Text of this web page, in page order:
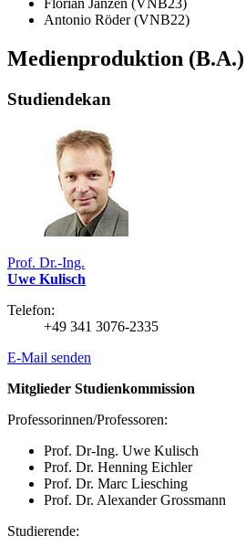
Florian Janzen (VNB23)
Antonio Röder (VNB22)
Medienproduktion (B.A.)
Studiendekan
Prof. Dr.-Ing.
Uwe Kulisch
Telefon:
+49 341 3076-2335
E-Mail senden
Mitglieder Studienkommission
Professorinnen/Professoren:
Prof. Dr-Ing. Uwe Kulisch
Prof. Dr. Henning Eichler
Prof. Dr. Marc Liesching
Prof. Dr. Alexander Grossmann
Studierende: